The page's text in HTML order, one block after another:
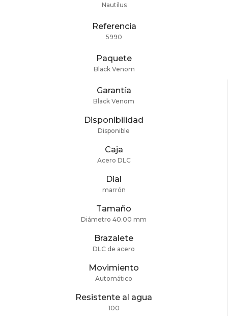
Nautilus
Referencia
5990
Paquete
Black Venom
Garantía
Black Venom
Disponibilidad
Disponible
Caja
Acero DLC
Dial
marrón
Tamaño
Diámetro 40.00 mm
Brazalete
DLC de acero
Movimiento
Automático
Resistente al agua
100